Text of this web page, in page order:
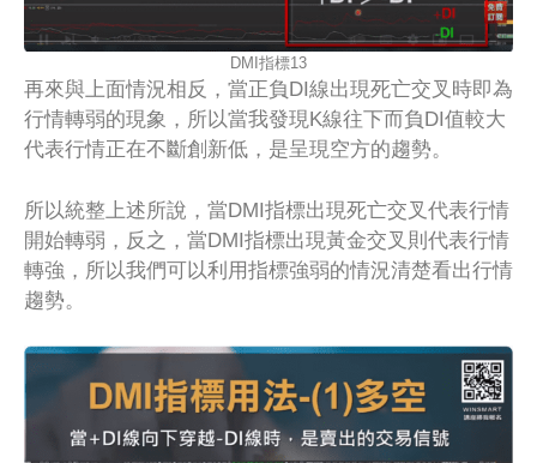
DMI指標13
再來與上面情況相反，當正負DI線出現死亡交叉時即為
行情轉弱的現象，所以當我發現K線往下而負DI值較大
代表行情正在不斷創新低，是呈現空方的趨勢。
所以統整上述所說，當DMI指標出現死亡交叉代表行情
開始轉弱，反之，當DMI指標出現黃金交叉則代表行情
轉強，所以我們可以利用指標強弱的情況清楚看出行情
趨勢。